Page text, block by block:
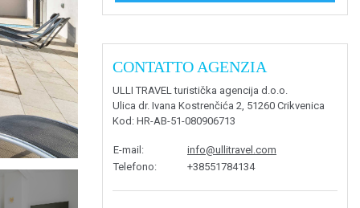
CONTATTO AGENZIA
ULLI TRAVEL turistička agencija d.o.o.
Ulica dr. Ivana Kostrenčića 2, 51260 Crikvenica
Kod : HR-AB-51-080906713
E-mail :
info@ullitravel.com
Telefono: +38551784134